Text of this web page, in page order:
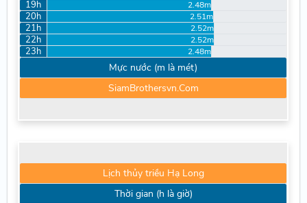
19h 2.48m
20h 2.51m
21h 2.52m
22h 2.52m
23h 2.48m
Mực nước (m là mét)
SiamBrothersvn.Com
Lịch thủy triều Hạ Long
Thời gian (h là giờ)